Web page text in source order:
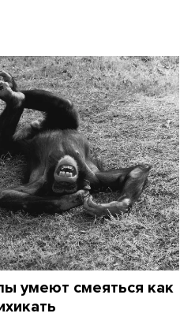
умеют смеяться как